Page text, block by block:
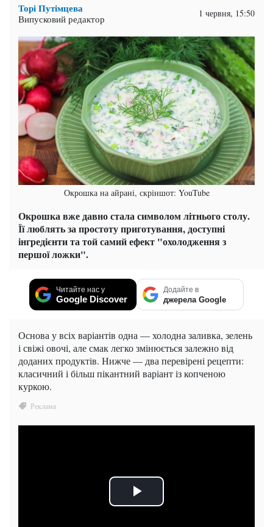
Торі Путімцева
Випусковий редактор 1 червня, 15:50
Окрошка на айрані, скріншот: YouTube
Окрошка вже давно стала символом літнього столу.
Її люблять за простоту приготування, доступні
інгредієнти та той самий ефект "охолодження з
першої ложки".
Читайте нас у
Google Discover
Додайте в
джерела Google
Основа у всіх варіантів одна — холодна заливка, зелень
і свіжі овочі, але смак легко змінюється залежно від
доданих продуктів. Нижче — два перевірені рецепти:
класичний і більш пікантний варіант із копченою
куркою.